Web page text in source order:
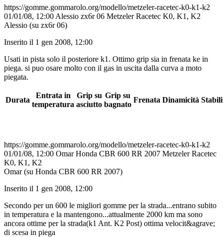
https://gomme.gommarolo.org/modello/metzeler-racetec-k0-k1-k2
01/01/08, 12:00 Alessio zx6r 06 Metzeler Racetec K0, K1, K2
Alessio (su zx6r 06)
Inserito il 1 gen 2008, 12:00
Usati in pista solo il posteriore k1. Ottimo grip sia in frenata ke in
piega. si puo osare molto con il gas in uscita dalla curva a moto
piegata.
Durata
Entrata in
temperatura
Grip su
asciutto
Grip su
bagnato
Frenata Dinamicità
https://gomme.gommarolo.org/modello/metzeler-racetec-k0-k1-k2
01/01/08, 12:00 Omar Honda CBR 600 RR 2007 Metzeler Racetec
K0, K1, K2
Omar (su Honda CBR 600 RR 2007)
Inserito il 1 gen 2008, 12:00
Secondo per un 600 le migliori gomme per la strada...entrano subito
in temperatura e la mantengono...attualmente 2000 km ma sono
ancora ottime per la strada(k1 Ant. K2 Post) ottima velocit&agrave;
di scesa in piega